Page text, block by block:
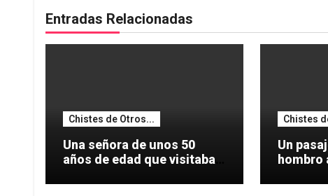
Entradas Relacionadas
Chistes de Otros...
Una señora de unos 50
años de edad que visitaba
Chistes
Un
hombro